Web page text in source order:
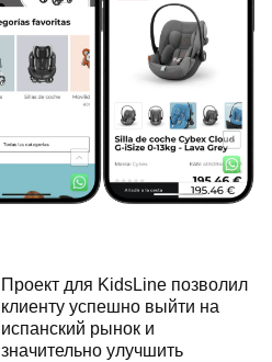
Проект для KidsLine позволил
клиенту успешно выйти на
испанский рынок и
значительно улучшить